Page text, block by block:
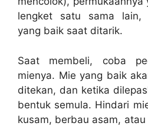
lengket satu sama lain,
yang baik saat ditarik.
Saat membeli, coba
mienya. Mie yang baik
ditekan, dan ketika
bentuk semula. Hindari
kusam, berbau asam,